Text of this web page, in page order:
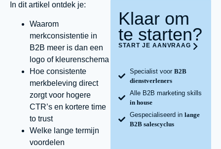
In dit artikel ontdek je:
Waarom
merkconsistentie in
B2B meer is dan een
logo of kleurenschema
Hoe consistente
merkbeleving direct
zorgt voor hogere
CTR’s en kortere time
to trust
Welke lange termijn
voordelen
Klaar om
te starten?
START JE AANVRAAG
Specialist voor B2B
dienstverleners
Alle B2B marketing skills
in house
Gespecialiseerd in lange
B2B salescyclus